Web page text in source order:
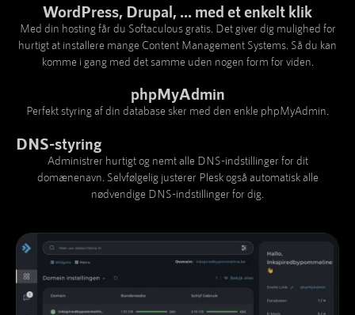
WordPress, Drupal, ... med et enkelt klik
Med din hosting får du Softaculous gratis. Det giver dig mulighed for
hurtigt at installere mange Content Management Systems. Så du kan
komme i gang med det samme uden nogen form for viden.
phpMyAdmin
Perfekt styring af din database sker med den enkle phpMyAdmin.
DNS-styring
Administrer hurtigt og nemt alle DNS-indstillinger for dit
domænenavn. Selvfølgelig justerer Plesk også automatisk alle
nødvendige DNS-indstillinger for dig.